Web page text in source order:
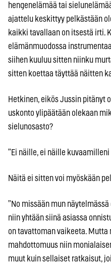
hengenelämää tai
ajattelu keskittyy pelkästään
kaikki tavallaan on itsestä irti.
elämänmuodossa
siihen kuuluu sitten niinku
sitten koettaa täyttää näitten
Hetkinen, eikös Jussin pitänyt
uskonto ylipäätään olekaan
sielunosasto?
”Ei näille, ei näille
Näitä ei sitten voi myöskään
”No missään mun
niin yhtään siinä asiassa
on tavattoman vaikeeta. Mutta
mahdottomuus niin
muut kuin sellaiset ratkaisut,